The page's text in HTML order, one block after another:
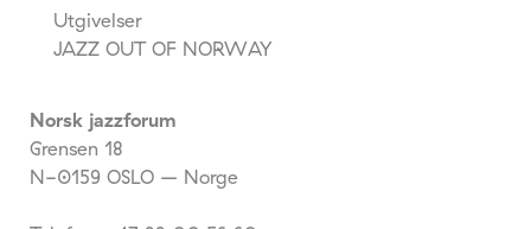
Utgivelser
JAZZ OUT OF NORWAY
Norsk jazzforum
Grensen 18
N-0159 OSLO – Norge